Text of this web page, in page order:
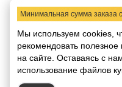
Материал: нержавейка
(матовая)
Способ монтажа:
Монтаж профиля
подготовленные
Минимальная сумма заказа
Мы используем cookies,
рекомендовать полезное
на сайте. Оставаясь с
использование файлов